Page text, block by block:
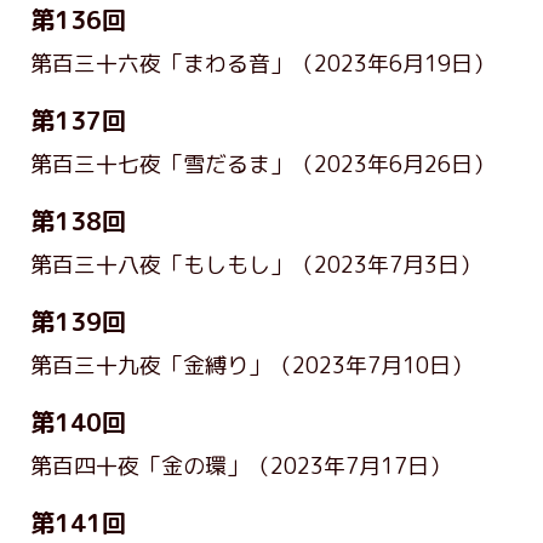
第136回
第百三十六夜「まわる音」 （2023年6月19日）
第137回
第百三十七夜「雪だるま」 （2023年6月26日）
第138回
第百三十八夜「もしもし」 （2023年7月3日）
第139回
第百三十九夜「金縛り」 （2023年7月10日）
第140回
第百四十夜「金の環」 （2023年7月17日）
第141回